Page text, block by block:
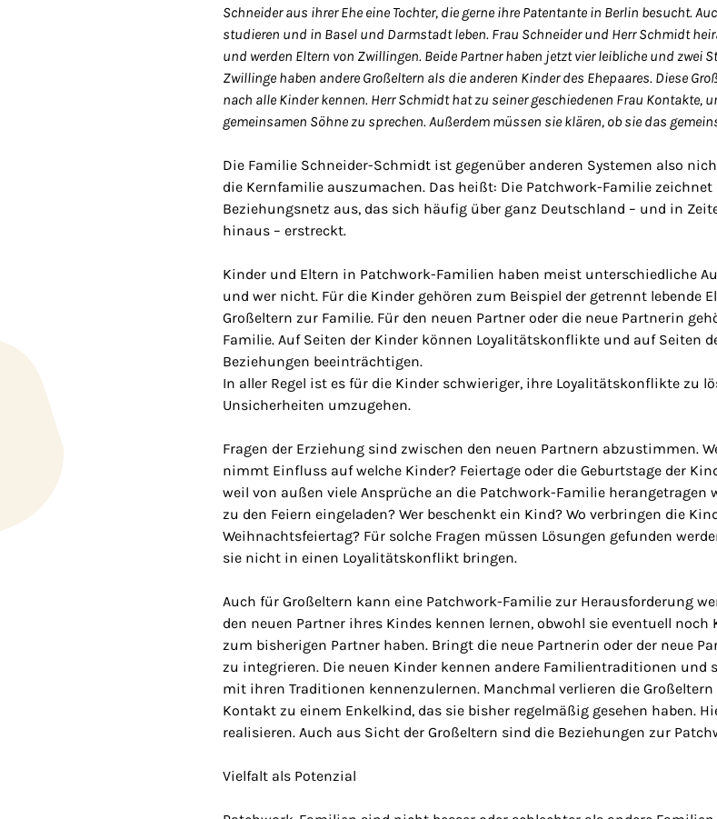
Schneider aus ihrer Ehe eine Tochter, die gerne ihre Patentante in Berlin besucht.
studieren und in Basel und Darmstadt leben. Frau Schneider und Herr Schmidt
und werden Eltern von Zwillingen. Beide Partner haben jetzt vier leibliche und zwei
Zwillinge haben andere Großeltern als die anderen Kinder des Ehepaares. Diese
nach alle Kinder kennen. Herr Schmidt hat zu seiner geschiedenen Frau Kontakte,
gemeinsamen Söhne zu sprechen. Außerdem müssen sie klären, ob sie das
Die Familie Schneider-Schmidt ist gegenüber anderen Systemen also
die Kernfamilie auszumachen. Das heißt: Die Patchwork-Familie
Beziehungsnetz aus, das sich häufig über ganz Deutschland – und in
hinaus – erstreckt.
Kinder und Eltern in Patchwork-Familien haben meist unterschiedliche
und wer nicht. Für die Kinder gehören zum Beispiel der getrennt lebende
Großeltern zur Familie. Für den neuen Partner oder die neue Partnerin
Familie. Auf Seiten der Kinder können Loyalitätskonflikte und auf Seiten
Beziehungen beeinträchtigen.
In aller Regel ist es für die Kinder schwieriger, ihre Loyalitätskonflikte zu
Unsicherheiten umzugehen.
Fragen der Erziehung sind zwischen den neuen Partnern abzustimmen.
nimmt Einfluss auf welche Kinder? Feiertage oder die Geburtstage der
weil von außen viele Ansprüche an die Patchwork-Familie herangetragen
zu den Feiern eingeladen? Wer beschenkt ein Kind? Wo verbringen die
Weihnachtsfeiertag? Für solche Fragen müssen Lösungen gefunden
sie nicht in einen Loyalitätskonflikt bringen.
Auch für Großeltern kann eine Patchwork-Familie zur Herausforderung
den neuen Partner ihres Kindes kennen lernen, obwohl sie eventuell
zum bisherigen Partner haben. Bringt die neue Partnerin oder der neue
zu integrieren. Die neuen Kinder kennen andere Familientraditionen und
mit ihren Traditionen kennenzulernen. Manchmal verlieren die
Kontakt zu einem Enkelkind, das sie bisher regelmäßig gesehen haben.
realisieren. Auch aus Sicht der Großeltern sind die Beziehungen zur
Vielfalt als Potenzial